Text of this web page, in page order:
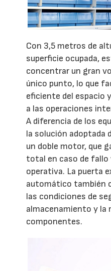
Con 3,5 metros de
superficie ocupada,
concentrar un gran
único punto, lo que
eficiente del espacio
a las operaciones
A diferencia de los
la solución adoptada
un doble motor, que
total en caso de fallo
operativa. La puerta
automático también
las condiciones de
almacenamiento y la
componentes.